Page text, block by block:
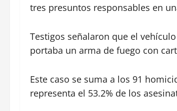
tres presuntos responsables en
Testigos señalaron que el
portaba un arma de fuego con
Este caso se suma a los 91
representa el 53.2% de los